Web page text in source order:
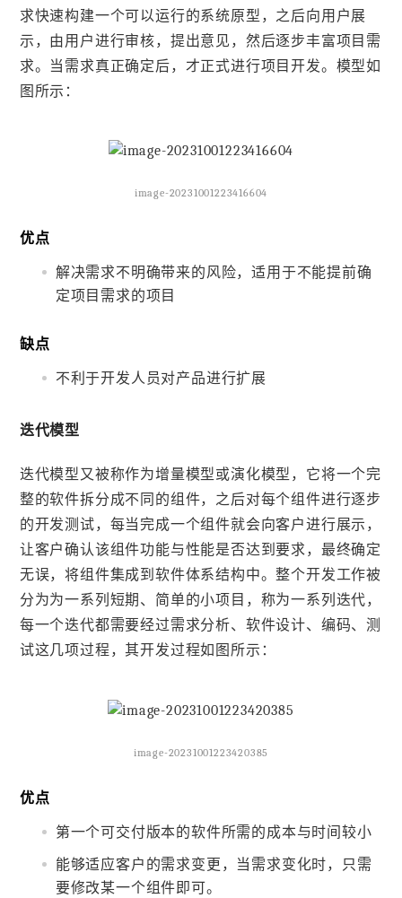
求快速构建一个可以运行的系统原型，之后向用户展
示，由用户进行审核，提出意见，然后逐步丰富项目需
求。当需求真正确定后，才正式进行项目开发。模型如
图所示：
image-20231001223416604
优点
解决需求不明确带来的风险，适用于不能提前确
定项目需求的项目
缺点
不利于开发人员对产品进行扩展
迭代模型
迭代模型又被称作为增量模型或演化模型，它将一个完
整的软件拆分成不同的组件，之后对每个组件进行逐步
的开发测试，每当完成一个组件就会向客户进行展示，
让客户确认该组件功能与性能是否达到要求，最终确定
无误，将组件集成到软件体系结构中。整个开发工作被
分为为一系列短期、简单的小项目，称为一系列迭代，
每一个迭代都需要经过需求分析、软件设计、编码、测
试这几项过程，其开发过程如图所示：
image-20231001223420385
优点
第一个可交付版本的软件所需的成本与时间较小
能够适应客户的需求变更，当需求变化时，只需
要修改某一个组件即可。